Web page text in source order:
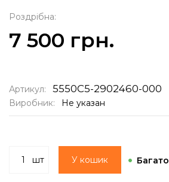
Роздрібна:
7 500 грн.
Артикул: 5550С5-2902460-000
Виробник:
Не указан
шт У кошик Багато